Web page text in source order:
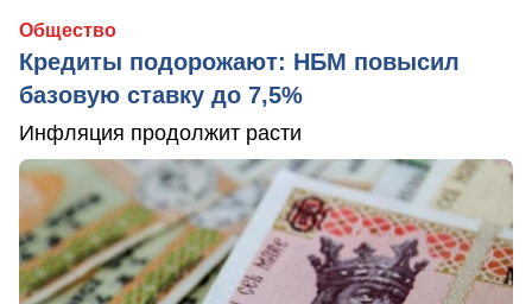
Общество
Кредиты подорожают: НБМ повысил
базовую ставку до 7,5%
Инфляция продолжит расти